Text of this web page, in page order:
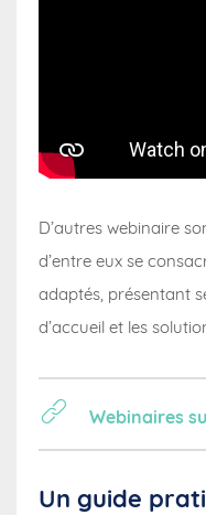
D’autres webinaire
d’entre eux se
adaptés, présentant
d’accueil et les
Webinaires
Un guide